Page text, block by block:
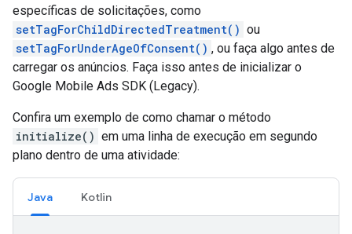
específicas de solicitações, como
setTagForChildDirectedTreatment() ou
setTagForUnderAgeOfConsent() , ou faça algo antes de
carregar os anúncios. Faça isso antes de inicializar o
Google Mobile Ads SDK (Legacy).
Confira um exemplo de como chamar o método
initialize() em uma linha de execução em segundo
plano dentro de uma atividade:
Java Kotlin